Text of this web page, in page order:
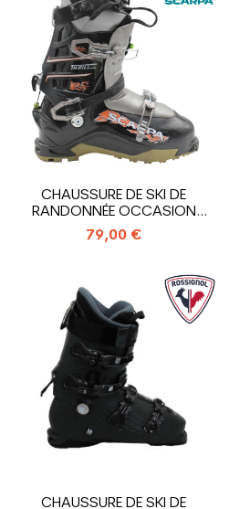
CHAUSSURE DE SKI DE
RANDONNÉE OCCASION
SCARPA THRILL
79,00 €
CHAUSSURE DE SKI DE